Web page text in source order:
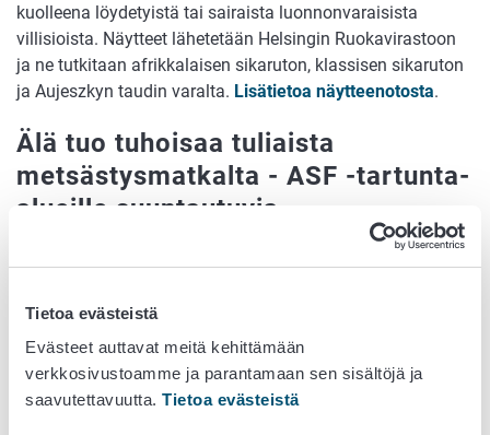
Tietoa evästeistä
Evästeet auttavat meitä kehittämään
verkkosivustoamme ja parantamaan sen sisältöjä ja
saavutettavuutta. Tietoa evästeistä
kuolleena löydetyistä tai sairaista luonnonvaraisista
villisioista. Näytteet lähetetään Helsingin Ruokavirastoon
ja ne tutkitaan afrikkalaisen sikaruton, klassisen sikaruton
ja Aujeszkyn taudin varalta. Lisätietoa näytteenotosta.
Älä tuo tuhoisaa tuliaista
metsästysmatkalta - ASF -tartunta-
alueille suuntautuvia
metsästysmatkoja on syytä välttää
tulisi harkita vaihtoehtoja villisian metsästykselle tai
vaihtoehtoisia jahtimatkojen kohdemaita. Metsästäjien on
syytä noudattaa erityistä varovaisuutta palatessaan
metsästysmatkoilta maista, joissa esiintyy afrikkalaista